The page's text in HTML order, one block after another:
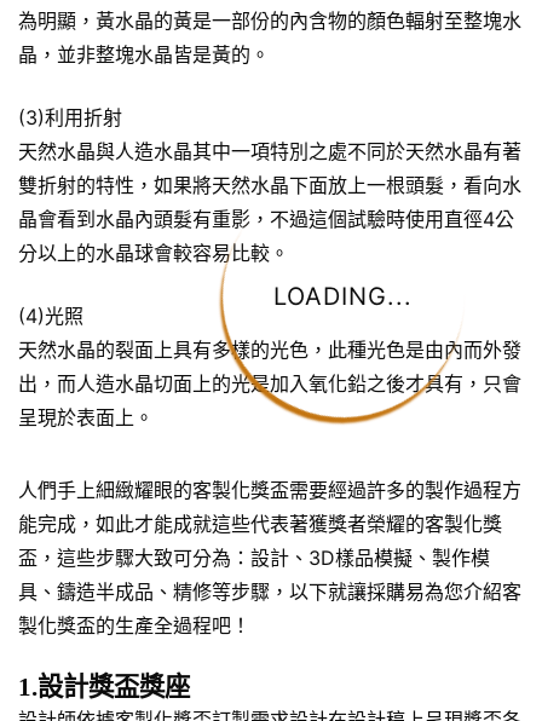
LOADING...
為明顯，黃水晶的黃是一部份的內含物的顏色輻射至整塊水
晶，並非整塊水晶皆是黃的。
(3)利用折射
天然水晶與人造水晶其中一項特別之處不同於天然水晶有著
雙折射的特性，如果將天然水晶下面放上一根頭髮，看向水
晶會看到水晶內頭髮有重影，不過這個試驗時使用直徑4公
分以上的水晶球會較容易比較。
(4)光照
天然水晶的裂面上具有多樣的光色，此種光色是由內而外發
出，而人造水晶切面上的光是加入氧化鉛之後才具有，只會
呈現於表面上。
人們手上細緻耀眼的客製化獎盃需要經過許多的製作過程方
能完成，如此才能成就這些代表著獲獎者榮耀的客製化獎
盃，這些步驟大致可分為：設計、3D樣品模擬、製作模
具、鑄造半成品、精修等步驟，以下就讓採購易為您介紹客
製化獎盃的生產全過程吧！
1.設計獎盃獎座